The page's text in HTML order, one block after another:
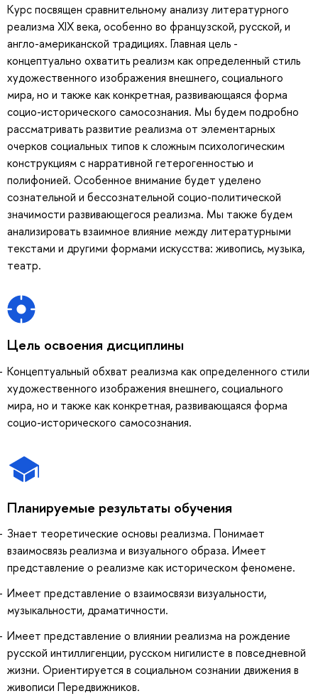
Курс посвящен сравнительному анализу литературного
реализма XIX века, особенно во французской, русской, и
англо-американской традициях. Главная цель -
концептуально охватить реализм как определенный стиль
художественного изображения внешнего, социального
мира, но и также как конкретная, развивающаяся форма
социо-исторического самосознания. Мы будем подробно
рассматривать развитие реализма от элементарных
очерков социальных типов к сложным психологическим
конструкциям с нарративной гетерогенностью и
полифонией. Особенное внимание будет уделено
сознательной и бессознательной социо-политической
значимости развивающегося реализма. Мы также будем
анализировать взаимное влияние между литературными
текстами и другими формами искусства: живопись, музыка,
театр.
Цель освоения дисциплины
Концептуальный обхват реализма как определенного стили
художественного изображения внешнего, социального
мира, но и также как конкретная, развивающаяся форма
социо-исторического самосознания.
Планируемые результаты обучения
Знает теоретические основы реализма. Понимает
взаимосвязь реализма и визуального образа. Имеет
представление о реализме как историческом феномене.
Имеет представление о взаимосвязи визуальности,
музыкальности, драматичности.
Имеет представление о влиянии реализма на рождение
русской интиллигенции, русском нигилисте в повседневной
жизни. Ориентируется в социальном сознании движения в
живописи Передвижников.